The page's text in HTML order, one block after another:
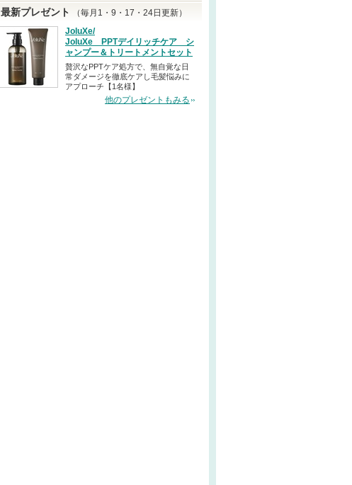
最新プレゼント
（毎月1・9・17・24日更新）
JoluXe/
JoluXe PPTデイリッチケア シ
ャンプー＆トリートメントセット
贅沢なPPTケア処方で、無自覚な日
常ダメージを徹底ケアし毛髪悩みに
アプローチ【1名様】
他のプレゼントもみる